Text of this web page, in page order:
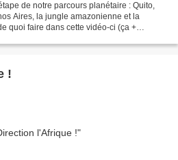
de notre parcours planétaire : Quito,
Aires, la jungle amazonienne et la
quoi faire dans cette vidéo-ci (ça +
!